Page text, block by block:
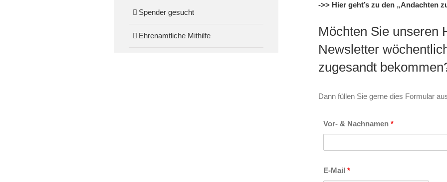
->> Hier geht’s zu den „Andachten
Möchten Sie unseren
Newsletter
zugesandt
Dann füllen Sie gerne dies Formular
Vor- & Nachnamen*
E-Mail*
Spender gesucht
Ehrenamtliche Mithilfe